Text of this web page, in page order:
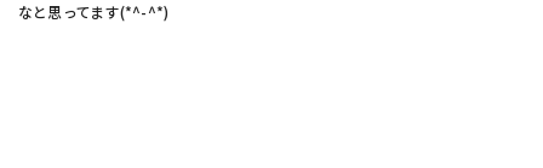
なと思ってます(*^-^*)